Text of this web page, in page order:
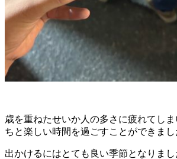
歳を重ねたせいか人の多さに疲れてし
ちと楽しい時間を過ごすことができまし
出かけるにはとても良い季節となりま